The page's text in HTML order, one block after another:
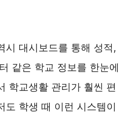
시 대시보드를 통해 성적,
같은 학교 정보를 한눈에
학교생활 관리가 훨씬 편
도 학생 때 이런 시스템이